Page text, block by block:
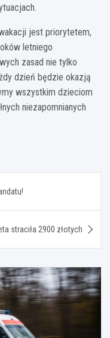
jest priorytetem,
letniego
zasad nie tylko
dzień będzie okazją
wszystkim dzieciom
niezapomnianych
straciła 2900 złotych